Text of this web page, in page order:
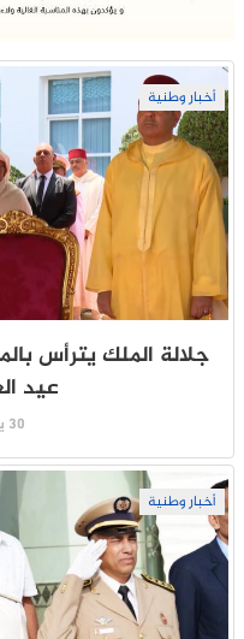
أخبار وطنية
جلالة الملك يترأس
عيد
30 يوليو 2026
أخبار وطنية